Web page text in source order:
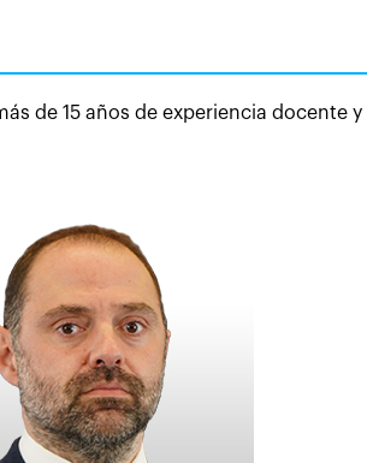
de 15 años de experiencia docente